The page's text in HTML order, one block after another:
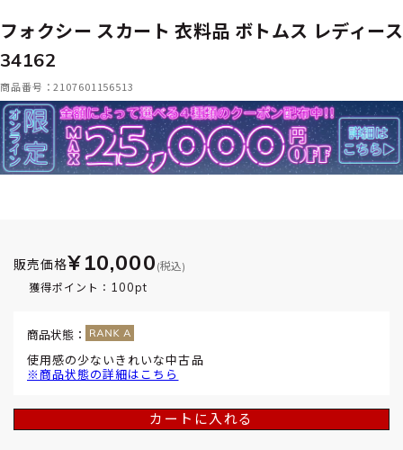
フォクシー スカート 衣料品 ボトムス レディース
34162
商品番号：2107601156513
販売価格¥10,000 (税込)
獲得ポイント： 100pt
商品状態：
使用感の少ないきれいな中古品
※商品状態の詳細はこちら
カートに入れる